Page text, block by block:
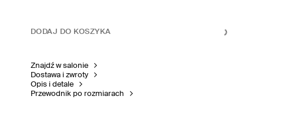
DODAJ DO KOSZYKA
Znajdź w salonie
Dostawa i zwroty
Opis i detale
Przewodnik po rozmiarach